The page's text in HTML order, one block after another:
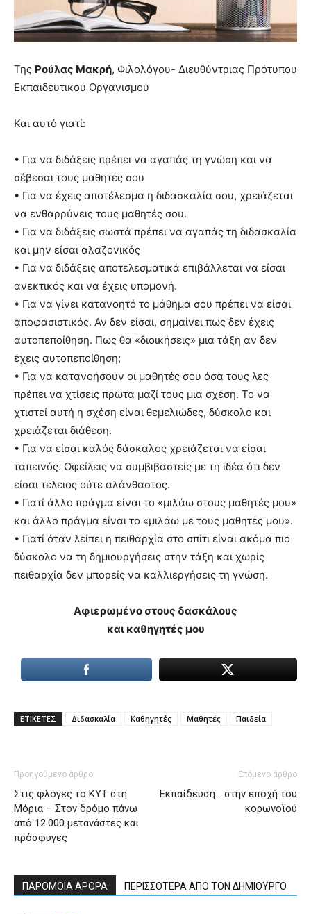
the
meaning
pain.
hd
Της Ρούλας Μακρή, Φιλολόγου- Διευθύντριας Πρότυπου
Εκπαιδευτικού Οργανισμού
Και αυτό γιατί:
• Για να διδάξεις πρέπει να αγαπάς τη γνώση και να
σέβεσαι τους μαθητές σου
• Για να έχεις αποτέλεσμα η διδασκαλία σου, χρειάζεται
να ενθαρρύνεις τους μαθητές σου.
• Για να διδάξεις σωστά πρέπει να αγαπάς τη διδασκαλία
και μην είσαι αλαζονικός
• Για να διδάξεις αποτελεσματικά επιβάλλεται να είσαι
ανεκτικός και να έχεις υπομονή.
• Για να γίνει κατανοητό το μάθημα σου πρέπει να είσαι
αποφασιστικός. Αν δεν είσαι, σημαίνει πως δεν έχεις
αυτοπεποίθηση. Πως θα «διοικήσεις» μια τάξη αν δεν
έχεις αυτοπεποίθηση;
• Για να κατανοήσουν οι μαθητές σου όσα τους λες
πρέπει να χτίσεις πρώτα μαζί τους μια σχέση. Το να
χτιστεί αυτή η σχέση είναι θεμελιώδες, δύσκολο και
χρειάζεται διάθεση.
• Για να είσαι καλός δάσκαλος χρειάζεται να είσαι
ταπεινός. Οφείλεις να συμβιβαστείς με τη ιδέα ότι δεν
είσαι τέλειος ούτε αλάνθαστος.
• Γιατί άλλο πράγμα είναι το «μιλάω στους μαθητές μου»
και άλλο πράγμα είναι το «μιλάω με τους μαθητές μου».
• Γιατί όταν λείπει η πειθαρχία στο σπίτι είναι ακόμα πιο
δύσκολο να τη δημιουργήσεις στην τάξη και χωρίς
πειθαρχία δεν μπορείς να καλλιεργήσεις τη γνώση.
Αφιερωμένο στους δασκάλους
και καθηγητές μου
ΕΤΙΚΕΤΕΣ Διδασκαλία Καθηγητές Μαθητές Παιδεία
Προηγούμενο άρθρο
Στις φλόγες το ΚΥΤ στη
Μόρια – Στον δρόμο πάνω
από 12.000 μετανάστες και
πρόσφυγες
Επόμενο άρθρο
Εκπαίδευση… στην εποχή του
κορωνοϊού
ΠΑΡΟΜΟΙΑ ΑΡΘΡΑ ΠΕΡΙΣΣΟΤΕΡΑ ΑΠΟ ΤΟΝ ΔΗΜΙΟΥΡΓΟ